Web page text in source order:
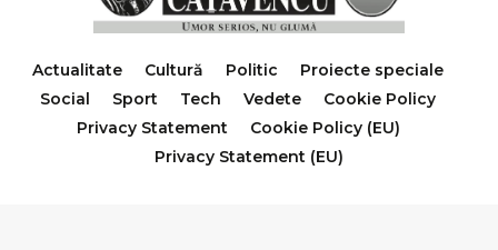
Actualitate Cultură Politic
Proiecte speciale
Social
Sport Tech Vedete
Cookie Policy
Privacy Statement
Cookie Policy (EU)
Privacy Statement (EU)